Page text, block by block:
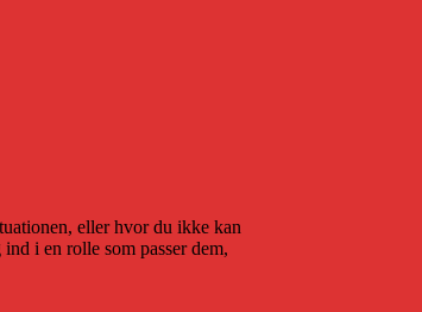
eller hvor du ikke kan
i en rolle som passer dem,